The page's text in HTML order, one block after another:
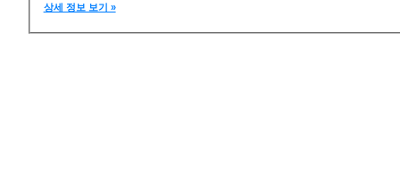
상세 정보 보기 »